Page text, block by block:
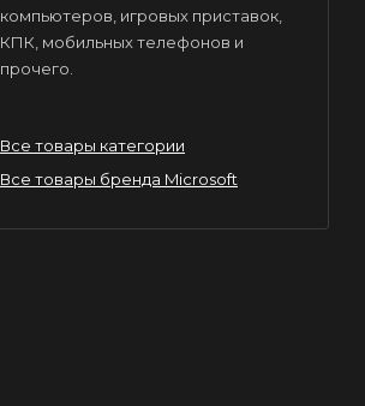
компьютеров, игровых приставок,
КПК, мобильных телефонов и
прочего.
Все товары категории
Все товары бренда Microsoft